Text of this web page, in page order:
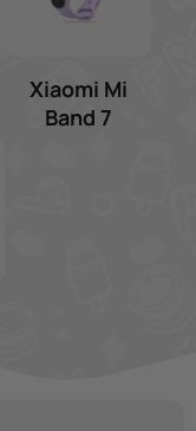
Xiaomi Mi
Band 7